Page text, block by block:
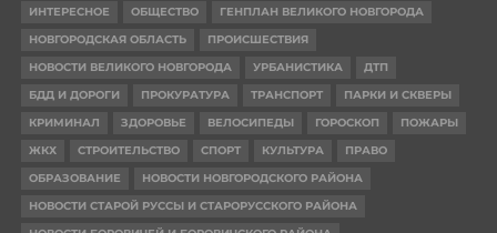
ИНТЕРЕСНОЕ ОБЩЕСТВО
ГЕНПЛАН ВЕЛИКОГО НОВГОРОДА
НОВГОРОДСКАЯ ОБЛАСТЬ
ПРОИСШЕСТВИЯ
НОВОСТИ ВЕЛИКОГО НОВГОРОДА
УРБАНИСТИКА
ДТП
БДД И ДОРОГИ
ПРОКУРАТУРА ТРАНСПОРТ
ПАРКИ И СКВЕРЫ
КРИМИНАЛ
ЗДОРОВЬЕ ВЕЛОСИПЕДЫ ГОРОСКОП
ПОЖАРЫ
ЖКХ
СТРОИТЕЛЬСТВО СПОРТ КУЛЬТУРА
ПРАВО
ОБРАЗОВАНИЕ
НОВОСТИ НОВГОРОДСКОГО РАЙОНА
НОВОСТИ СТАРОЙ РУССЫ И СТАРОРУССКОГО РАЙОНА